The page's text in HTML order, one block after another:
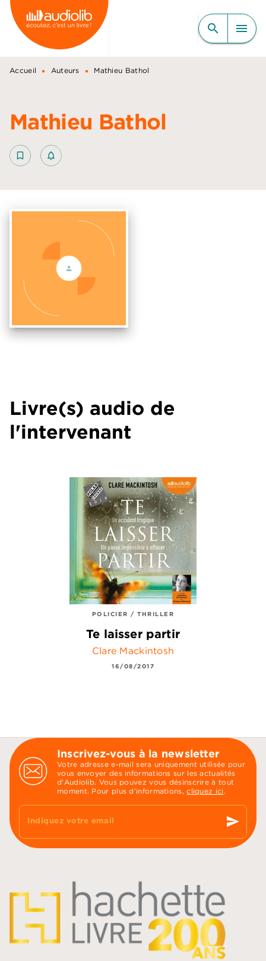
MENU RECHERCHE
CONTENU
PIED DE PAGE
search menu
Accueil • Auteurs • Mathieu Bathol
Mathieu Bathol
bookmark_border notifications_none_outlined
Livre(s) audio de
l'intervenant
POLICIER / THRILLER
Te laisser partir
Clare Mackintosh
16/08/2017
Inscrivez-vous à la newsletter
Votre adresse e-mail sera uniquement utilisée pour
vous envoyer des informations sur les actualités
d'Audiolib. Vous pouvez vous désinscrire à tout
moment. Pour plus d’informations,cliquez ici .
Indiquez votre email send